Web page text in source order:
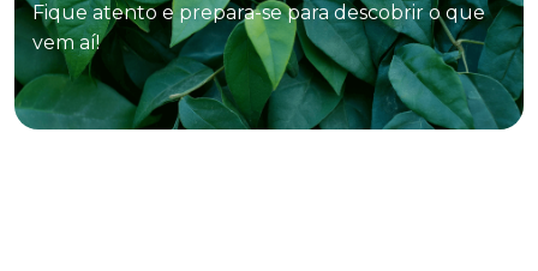
Fique atento e prepara-se para descobrir o que
vem aí!